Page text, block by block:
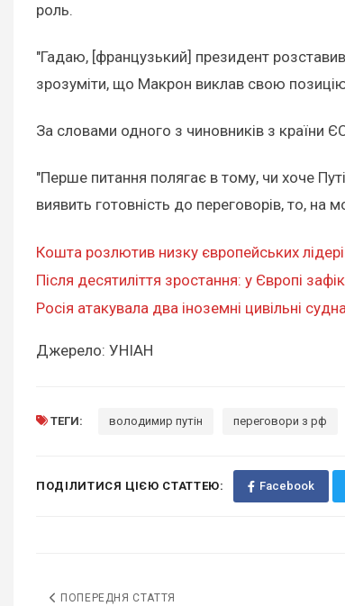
роль.
"Гадаю, [французький] президент
зрозуміти, що Макрон виклав свою
За словами одного з чиновників з країни
"Перше питання полягає в тому, чи хоче
виявить готовність до переговорів, то, на
Кошта розлютив низку європейських
Після десятиліття зростання: у Європі
Росія атакувала два іноземні цивільні
Джерело: УНІАН
ТЕГИ: володимир путін переговори з рф
ПОДІЛИТИСЯ ЦІЄЮ СТАТТЕЮ: Facebook
ПОПЕРЕДНЯ СТАТТЯ